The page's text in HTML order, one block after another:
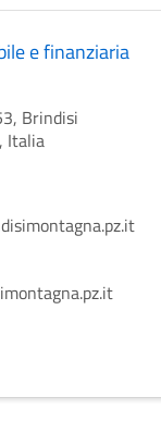
e finanziaria
Brindisi
Italia